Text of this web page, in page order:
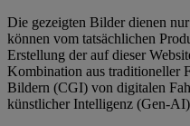
Die gezeigten Bilder dienen
können vom tatsächlichen
Erstellung der auf dieser
Kombination aus traditioneller
Bildern (CGI) von digitalen
künstlicher Intelligenz (Gen-